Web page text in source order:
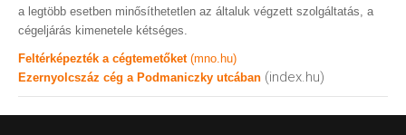
a legtöbb esetben minősíthetetlen az általuk végzett szolgáltatás, a
cégeljárás kimenetele kétséges.
Feltérképezték a cégtemetőket (mno.hu)
Ezernyolcszáz cég a Podmaniczky utcában (index.hu)